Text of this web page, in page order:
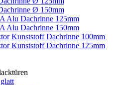
Ø 150mm
Alu Dachrinne 125mm
Alu Dachrinne 150mm
Kunststoff Dachrinne 100mm
Kunststoff Dachrinne 125mm
glatt